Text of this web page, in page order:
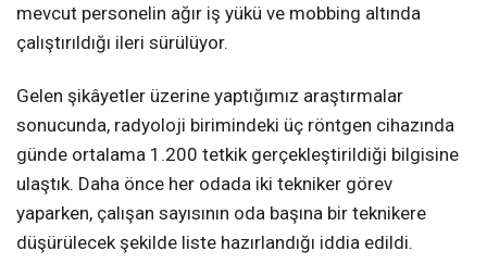
mevcut personelin ağır iş yükü ve mobbing altında
çalıştırıldığı ileri sürülüyor.
Gelen şikâyetler üzerine yaptığımız araştırmalar
sonucunda, radyoloji birimindeki üç röntgen cihazında
günde ortalama 1.200 tetkik gerçekleştirildiği bilgisine
ulaştık. Daha önce her odada iki tekniker görev
yaparken, çalışan sayısının oda başına bir teknikere
düşürülecek şekilde liste hazırlandığı iddia edildi.